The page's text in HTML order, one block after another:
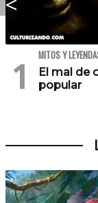
MITOS Y
El mal de
popular